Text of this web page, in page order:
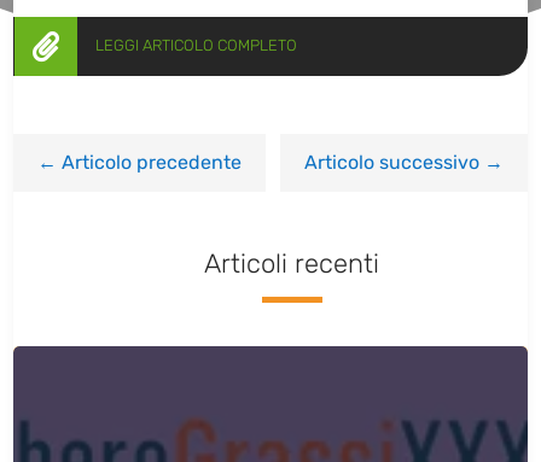
 LEGGI ARTICOLO COMPLETO
←Articolo precedente Articolo successivo→
Articoli recenti